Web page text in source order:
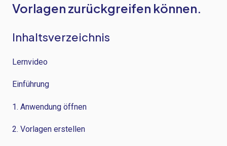
Vorlagen zurückgreifen können.
Inhaltsverzeichnis
Lernvideo
Einführung
1. Anwendung öffnen
2. Vorlagen erstellen